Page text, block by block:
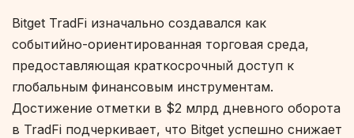
Bitget TradFi изначально создавался как
событийно-ориентированная торговая среда,
предоставляющая краткосрочный доступ к
глобальным финансовым инструментам.
Достижение отметки в $2 млрд дневного оборота
в TradFi подчеркивает, что Bitget успешно снижает